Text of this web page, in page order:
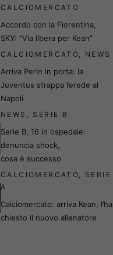
CALCIOMERCATO
Accordo con la Fiorentina,
SKY: “Via libera per Kean”
CALCIOMERCATO NEWS
Arriva Perin in porta: la
Juventus strappa l’erede al
Napoli
NEWS SERIE B
Serie B, 16 in ospedale:
denuncia shock,
cosa è successo
CALCIOMERCATO
SERIE
A
Calciomercato: arriva Kean, l’ha
chiesto il nuovo allenatore